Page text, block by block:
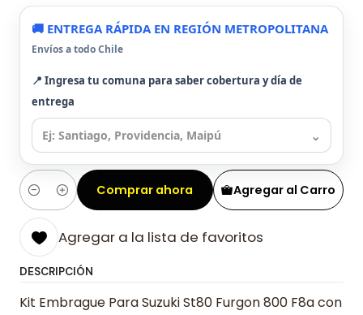
🚚 ENTREGA RÁPIDA EN REGIÓN METROPOLITANA
Envíos a todo Chile
📍 Ingresa tu comuna para saber cobertura y día de
entrega
⌄
Cantidad
Agregar al Carro
Comprar ahora
Agregar a la lista de favoritos
DESCRIPCIÓN
Kit Embrague Para Suzuki St80 Furgon 800 F8a con